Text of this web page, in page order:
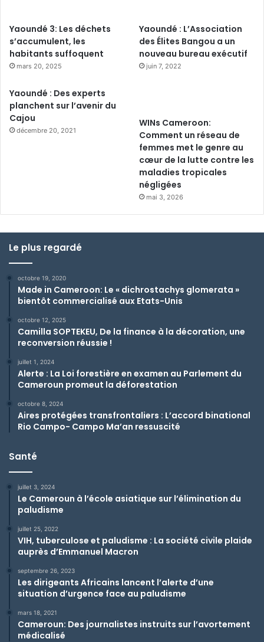
Yaoundé 3: Les déchets
s’accumulent, les
habitants suffoquent
mars 20, 2025
Yaoundé : L’Association
des Élites Bangou a un
nouveau bureau exécutif
juin 7, 2022
Yaoundé : Des experts
planchent sur l’avenir du
Cajou
décembre 20, 2021
WINs Cameroon:
Comment un réseau de
femmes met le genre au
cœur de la lutte contre les
maladies tropicales
négligées
mai 3, 2026
Le plus regardé
octobre 19, 2020
Made in Cameroon: Le « dichrostachys glomerata »
bientôt commercialisé aux Etats-Unis
octobre 12, 2025
Camilla SOPTEKEU, De la finance à la décoration, une
reconversion réussie !
juillet 1, 2024
Alerte : La Loi forestière en examen au Parlement du
Cameroun promeut la déforestation
octobre 8, 2024
Aires protégées transfrontaliers : L’accord binational
Rio Campo- Campo Ma’an ressuscité
Santé
juillet 3, 2024
Le Cameroun à l’école asiatique sur l’élimination du
paludisme
juillet 25, 2022
VIH, tuberculose et paludisme : La société civile plaide
auprès d’Emmanuel Macron
septembre 26, 2023
Les dirigeants Africains lancent l’alerte d’une
situation d’urgence face au paludisme
mars 18, 2021
Cameroun: Des journalistes instruits sur l’avortement
médicalisé